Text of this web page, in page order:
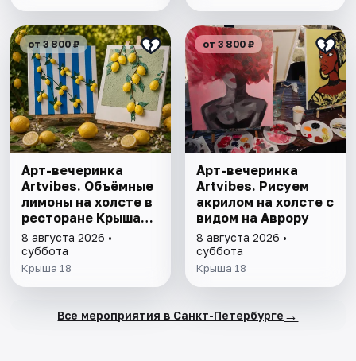
от 3 800 ₽
Арт-вечеринка
Artvibes. Объёмные
лимоны на холсте в
ресторане Крыша
18
8 августа 2026 •
суббота
Крыша 18
от 3 800 ₽
Арт-вечеринка
Artvibes. Рисуем
акрилом на холсте с
видом на Аврору
8 августа 2026 •
суббота
Крыша 18
Все мероприятия в Санкт-Петербурге →